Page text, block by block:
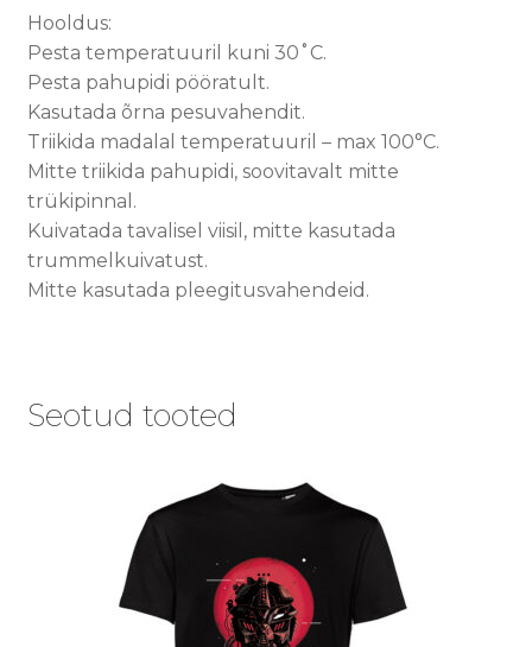
Hooldus:
Pesta temperatuuril kuni 30˚C.
Pesta pahupidi pööratult.
Kasutada õrna pesuvahendit.
Triikida madalal temperatuuril – max 100°C.
Mitte triikida pahupidi, soovitavalt mitte
trükipinnal.
Kuivatada tavalisel viisil, mitte kasutada
trummelkuivatust.
Mitte kasutada pleegitusvahendeid.
Seotud tooted